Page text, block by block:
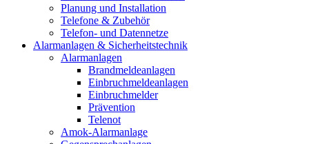
Planung und Installation
Telefone & Zubehör
Telefon- und Datennetze
Alarmanlagen & Sicherheitstechnik
Alarmanlagen
Brandmeldeanlagen
Einbruchmeldeanlagen
Einbruchmelder
Prävention
Telenot
Amok-Alarmanlage